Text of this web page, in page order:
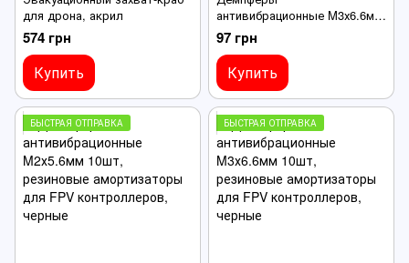
для дрона, акрил
574 грн
Купить
антивибрационные M3х6.6мм
4шт, резиновые
амортизаторы для FPV
контроллеров, черные
97 грн
Купить
БЫСТРАЯ ОТПРАВКА БЫСТРАЯ ОТПРАВКА